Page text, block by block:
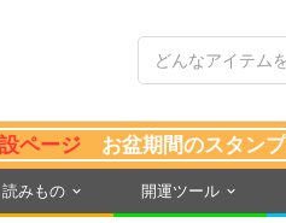
ページ お盆期間のスタンプ
読みもの 開運ツール